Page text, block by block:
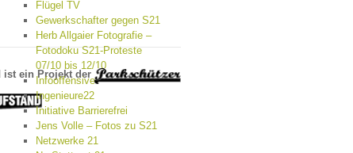
Flügel TV
Gewerkschafter gegen S21
Herb Allgaier Fotografie –
Fotodoku S21-Proteste
07/10 bis 12/10
Infooffensive
Ingenieure22
Initiative Barrierefrei
Jens Volle – Fotos zu S21
Netzwerke 21
ist ein Projekt der